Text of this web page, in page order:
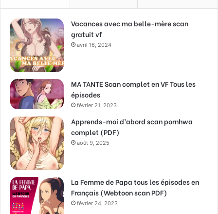
Vacances avec ma belle-mère scan
gratuit vf
avril 16, 2024
MA TANTE Scan complet en VF Tous les
épisodes
février 21, 2023
Apprends-moi d’abord scan pornhwa
complet (PDF)
août 9, 2025
La Femme de Papa tous les épisodes en
Français (Webtoon scan PDF)
février 24, 2023